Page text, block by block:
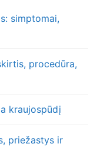
simptomai,
procedūra,
kraujospūdį
priežastys ir